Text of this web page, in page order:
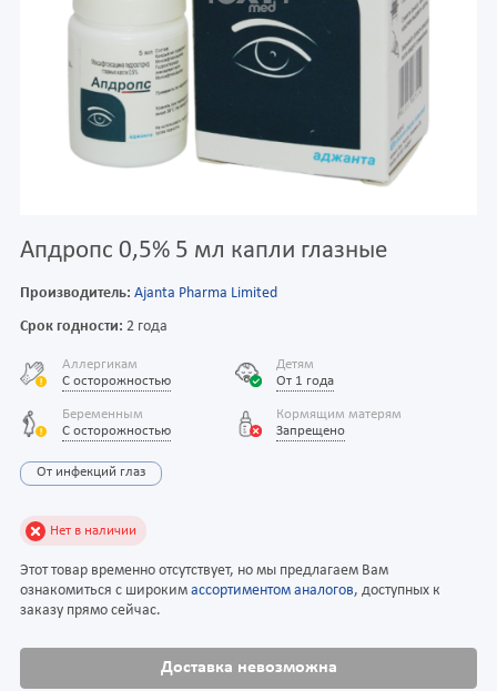
Апдропс 0,5% 5 мл капли глазные
Производитель: Ajanta Pharma Limited
Срок годности: 2 года
Аллергикам
С осторожностью
Детям
От 1 года
Беременным
С осторожностью
Кормящим матерям
Запрещено
От инфекций глаз
Нет в наличии
Этот товар временно отсутствует, но мы предлагаем Вам
ознакомиться с широким ассортиментом аналогов, доступных к
заказу прямо сейчас.
Доставка невозможна